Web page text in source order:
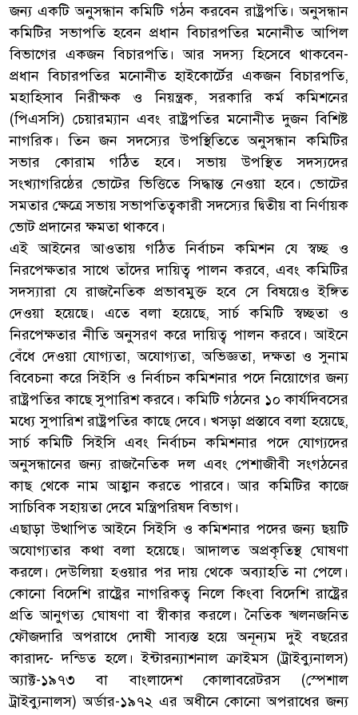
জন্য একটি অনুসন্ধান কমিটি গঠন করবেন রাষ্ট্রপতি। অনুসন্ধান
কমিটির সভাপতি হবেন প্রধান বিচারপতির মনোনীত আপিল
বিভাগের একজন বিচারপতি। আর সদস্য হিসেবে থাকবেন-
প্রধান বিচারপতির মনোনীত হাইকোর্টের একজন বিচারপতি,
মহাহিসাব নিরীক্ষক ও নিয়ন্ত্রক, সরকারি কর্ম কমিশনের
(পিএসসি) চেয়ারম্যান এবং রাষ্ট্রপতির মনোনীত দুজন বিশিষ্ট
নাগরিক। তিন জন সদস্যের উপস্থিতিতে অনুসন্ধান কমিটির
সভার কোরাম গঠিত হবে। সভায় উপস্থিত সদস্যদের
সংখ্যাগরিষ্ঠের ভোটের ভিত্তিতে সিদ্ধান্ত নেওয়া হবে। ভোটের
সমতার ক্ষেত্রে সভায় সভাপতিত্বকারী সদস্যের দ্বিতীয় বা নির্ণায়ক
ভোট প্রদানের ক্ষমতা থাকবে।
এই আইনের আওতায় গঠিত নির্বাচন কমিশন যে স্বচ্ছ ও
নিরপেক্ষতার সাথে তাঁদের দায়িত্ব পালন করবে, এবং কমিটির
সদস্যারা যে রাজনৈতিক প্রভাবমুক্ত হবে সে বিষয়েও ইঙ্গিত
দেওয়া হয়েছে। এতে বলা হয়েছে, সার্চ কমিটি স্বচ্ছতা ও
নিরপেক্ষতার নীতি অনুসরণ করে দায়িত্ব পালন করবে। আইনে
বেঁধে দেওয়া যোগ্যতা, অযোগ্যতা, অভিজ্ঞতা, দক্ষতা ও সুনাম
বিবেচনা করে সিইসি ও নির্বাচন কমিশনার পদে নিয়োগের জন্য
রাষ্ট্রপতির কাছে সুপারিশ করবে। কমিটি গঠনের ১০ কার্যদিবসের
মধ্যে সুপারিশ রাষ্ট্রপতির কাছে দেবে। খসড়া প্রস্তাবে বলা হয়েছে,
সার্চ কমিটি সিইসি এবং নির্বাচন কমিশনার পদে যোগ্যদের
অনুসন্ধানের জন্য রাজনৈতিক দল এবং পেশাজীবী সংগঠনের
কাছ থেকে নাম আহ্বান করতে পারবে। আর কমিটির কাজে
সাচিবিক সহায়তা দেবে মন্ত্রিপরিষদ বিভাগ।
এছাড়া উত্থাপিত আইনে সিইসি ও কমিশনার পদের জন্য ছয়টি
অযোগ্যতার কথা বলা হয়েছে। আদালত অপ্রকৃতিস্থ ঘোষণা
করলে। দেউলিয়া হওয়ার পর দায় থেকে অব্যাহতি না পেলে।
কোনো বিদেশি রাষ্ট্রের নাগরিকত্ব নিলে কিংবা বিদেশি রাষ্ট্রের
প্রতি আনুগত্য ঘোষণা বা স্বীকার করলে। নৈতিক স্খলনজনিত
ফৌজদারি অপরাধে দোষী সাব্যস্ত হয়ে অনূন্যম দুই বছরের
কারাদ-ে দন্ডিত হলে। ইন্টারন্যাশনাল ক্রাইমস (ট্রাইব্যুনালস)
অ্যাক্ট-১৯৭৩ বা বাংলাদেশ কোলাবরেটরস (স্পেশাল
ট্রাইব্যুনালস) অর্ডার-১৯৭২ এর অধীনে কোনো অপরাধের জন্য